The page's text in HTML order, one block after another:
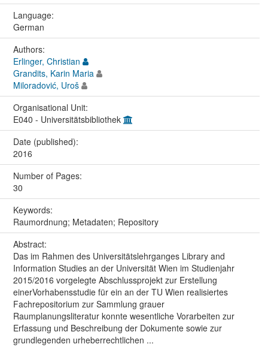
Language:
German
Authors:
Erlinger, Christian
Grandits, Karin Maria
Miloradović, Uroš
Organisational Unit:
E040 - Universitätsbibliothek
Date (published):
2016
Number of Pages:
30
Keywords:
Raumordnung; Metadaten; Repository
Abstract:
Das im Rahmen des Universitätslehrganges Library and
Information Studies an der Universität Wien im Studienjahr
2015/2016 vorgelegte Abschlussprojekt zur Erstellung
einerVorhabensstudie für ein an der TU Wien realisiertes
Fachrepositorium zur Sammlung grauer
Raumplanungsliteratur konnte wesentliche Vorarbeiten zur
Erfassung und Beschreibung der Dokumente sowie zur
grundlegenden urheberrechtlichen ...